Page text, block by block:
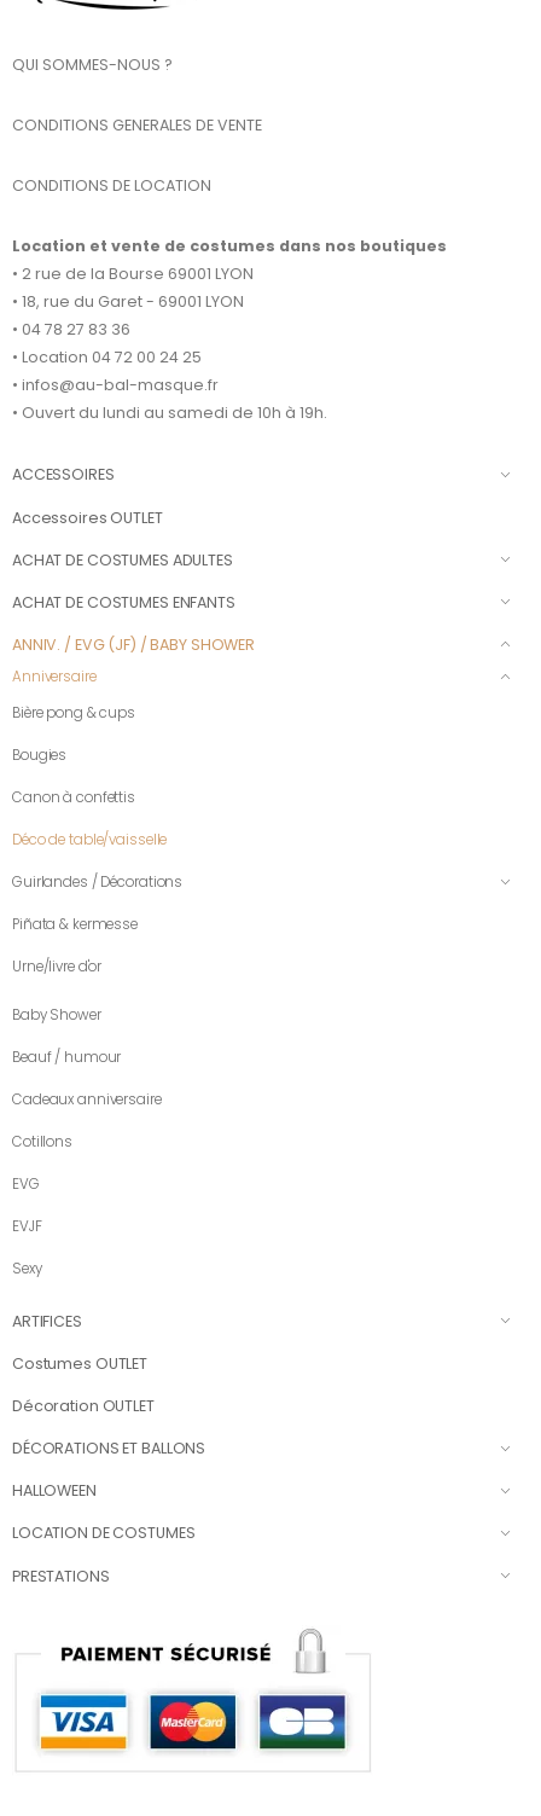
QUI SOMMES-NOUS ?
CONDITIONS GENERALES DE VENTE
CONDITIONS DE LOCATION
Location et vente de costumes dans nos boutiques
• 2 rue de la Bourse 69001 LYON
• 18, rue du Garet - 69001 LYON
• 04 78 27 83 36
• Location 04 72 00 24 25
• infos@au-bal-masque.fr
• Ouvert du lundi au samedi de 10h à 19h.
ACCESSOIRES
Accessoires OUTLET
ACHAT DE COSTUMES ADULTES
ACHAT DE COSTUMES ENFANTS
ANNIV. / EVG (JF) / BABY SHOWER
Anniversaire
Bière pong & cups
Bougies
Canon à confettis
Déco de table/vaisselle
Guirlandes / Décorations
Piñata & kermesse
Urne/livre d'or
Baby Shower
Beauf / humour
Cadeaux anniversaire
Cotillons
EVG
EVJF
Sexy
ARTIFICES
Costumes OUTLET
Décoration OUTLET
DÉCORATIONS ET BALLONS
HALLOWEEN
LOCATION DE COSTUMES
PRESTATIONS